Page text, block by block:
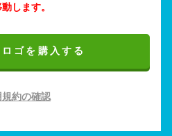
します。
ロゴを購入する
約の確認